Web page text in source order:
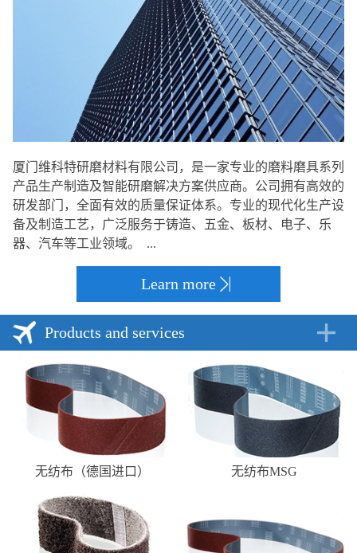
厦门维科特研磨材料有限公司，是一家专业的磨料磨具系列
产品生产制造及智能研磨解决方案供应商。公司拥有高效的
研发部门，全面有效的质量保证体系。专业的现代化生产设
备及制造工艺，广泛服务于铸造、五金、板材、电子、乐
器、汽车等工业领域。 ...
Learn more
Products and services
无纺布（德国进口） 无纺布MSG